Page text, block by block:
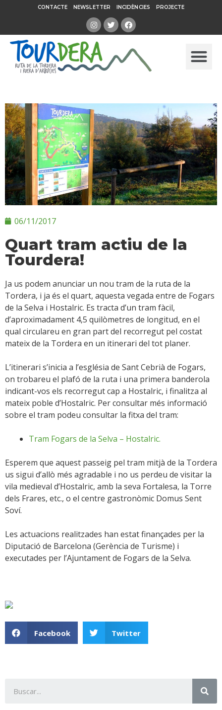
CONTACTE NEWSLETTER INCIDÈNCIES PROJECTE
06/11/2017
Quart tram actiu de la
Tourdera!
Ja us podem anunciar un nou tram de la ruta de la
Tordera, i ja és el quart, aquesta vegada entre de Fogars
de la Selva i Hostalric. Es tracta d’un tram fàcil,
d’aproximadament 4,5 quilòmetres de longitud, en el
qual circulareu en gran part del recorregut pel costat
mateix de la Tordera en un itinerari del tot planer.
L’itinerari s’inicia a l’església de Sant Cebrià de Fogars,
on trobareu el plafó de la ruta i una primera banderola
indicant-vos els recorregut cap a Hostalric, i finalitza al
mateix poble d’Hostalric. Per consultar més informació
sobre el tram podeu consultar la fitxa del tram:
Tram Fogars de la Selva – Hostalric.
Esperem que aquest passeig pel tram mitjà de la Tordera
us sigui d’allò més agradable i no us perdeu de visitar la
vila medieval d’Hostalric, amb la seva Fortalesa, la Torre
dels Frares, etc., o el centre gastronòmic Domus Sent
Soví.
Les actuacions realitzades han estat finançades per la
Diputació de Barcelona (Gerència de Turisme) i
executades per l’Ajuntament de Fogars de la Selva.
Facebook Twitter